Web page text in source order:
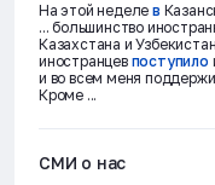
На этой неделе в
... большинство
Казахстана и
иностранцев поступило
и во всем меня
Кроме ...
СМИ о нас